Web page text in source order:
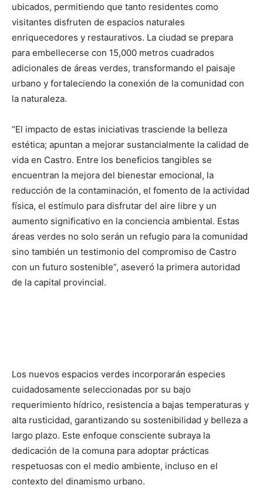
ubicados, permitiendo que tanto residentes como
visitantes disfruten de espacios naturales
enriquecedores y restaurativos. La ciudad se prepara
para embellecerse con 15,000 metros cuadrados
adicionales de áreas verdes, transformando el paisaje
urbano y fortaleciendo la conexión de la comunidad con
la naturaleza.
“El impacto de estas iniciativas trasciende la belleza
estética; apuntan a mejorar sustancialmente la calidad de
vida en Castro. Entre los beneficios tangibles se
encuentran la mejora del bienestar emocional, la
reducción de la contaminación, el fomento de la actividad
física, el estímulo para disfrutar del aire libre y un
aumento significativo en la conciencia ambiental. Estas
áreas verdes no solo serán un refugio para la comunidad
sino también un testimonio del compromiso de Castro
con un futuro sostenible”, aseveró la primera autoridad
de la capital provincial.
Los nuevos espacios verdes incorporarán especies
cuidadosamente seleccionadas por su bajo
requerimiento hídrico, resistencia a bajas temperaturas y
alta rusticidad, garantizando su sostenibilidad y belleza a
largo plazo. Este enfoque consciente subraya la
dedicación de la comuna para adoptar prácticas
respetuosas con el medio ambiente, incluso en el
contexto del dinamismo urbano.